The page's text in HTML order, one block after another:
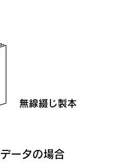
無線綴じ製本
ータの場合